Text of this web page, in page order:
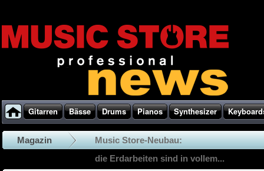
Gitarren Bässe Drums Pianos Synthesizer
Magazin
Music Store-Neubau:
die Erdarbeiten sind in vollem...